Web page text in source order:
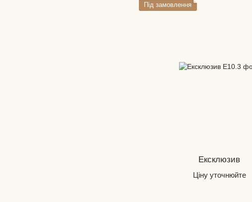
Під замовлення
Ексклюзив
Ціну уточнюйте